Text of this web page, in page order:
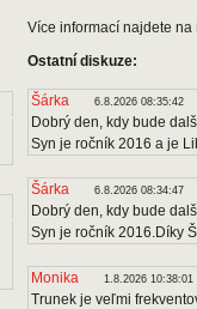
Více informací najdete na
Ostatní diskuze:
Šárka 6.8.2026 08:35:42
Dobrý den, kdy bude
Syn je ročník 2016 a je
Šárka 6.8.2026 08:34:47
Dobrý den, kdy bude
Syn je ročník 2016.Díky
Monika 1.8.2026 10:38:01
Trunek je veľmi